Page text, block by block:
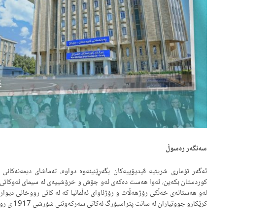
سه‌نگه‌ر رەسوڵ
ئه‌گه‌ر تۆماری شریتیه‌ ڤیدیۆییه‌كان بگه‌ڕێنینه‌وه‌ دواوه‌، ته‌ماشای
كوردستان بكه‌ین، ئه‌وا هه‌ست ده‌كه‌ی ئه‌و جۆش و خرۆشییه‌ی له‌ سیمای ئه‌وكاتی
كرێكارو جووتیاران له‌ سانت پتراسبۆرگ له‌كاتی سه‌ركه‌وتنی شۆرشی 1917 ی رووسیا به‌دیده‌كرا.